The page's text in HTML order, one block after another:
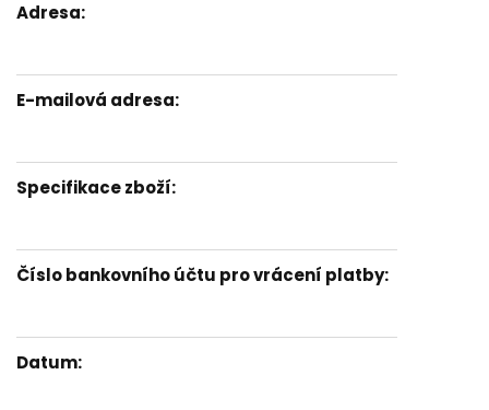
Adresa:
E-mailová adresa:
Specifikace zboží:
Číslo bankovního účtu pro vrácení platby:
Datum: